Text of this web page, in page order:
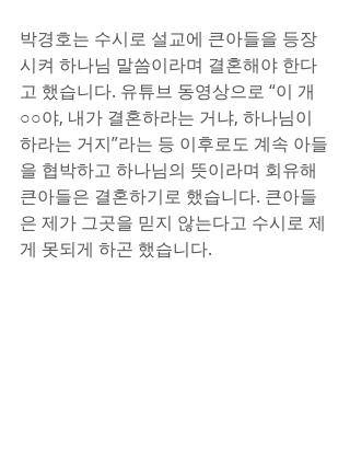
박경호는 수시로 설교에 큰아들을 등장
시켜 하나님 말씀이라며 결혼해야 한다
고 했습니다. 유튜브 동영상으로 “이 개
○○야, 내가 결혼하라는 거냐, 하나님이
하라는 거지”라는 등 이후로도 계속 아들
을 협박하고 하나님의 뜻이라며 회유해
큰아들은 결혼하기로 했습니다. 큰아들
은 제가 그곳을 믿지 않는다고 수시로 제
게 못되게 하곤 했습니다.